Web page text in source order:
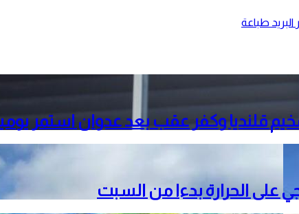
طباعة
قلنديا وكفر عقب بعد عدوان استمر
على الحرارة بدءا من السبت